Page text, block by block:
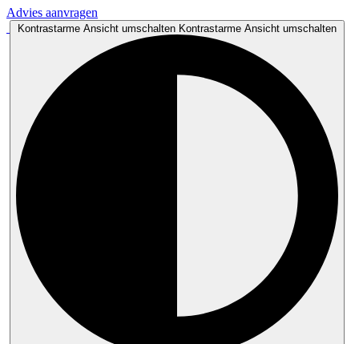
Advies aanvragen
Kontrastarme Ansicht umschalten Kontrastarme Ansicht umschalten